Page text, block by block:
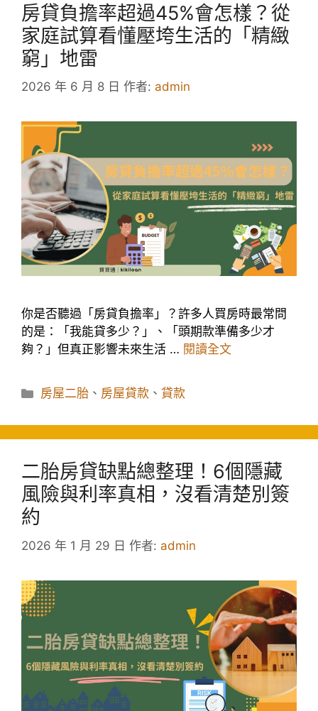
房貸負擔率超過45%會怎樣？從
家庭試算看懂壓垮生活的「精緻
窮」地雷
2026 年 6 月 8 日 作者: admin
你是否聽過「房貸負擔率」？許多人買房時最常問
的是：「我能貸多少？」、「頭期款準備多少才
夠？」但真正影響未來生活 … 閱讀全文
分
房屋二胎 、 房屋貸款 、貸款
二胎房貸缺點總整理！6個隱藏
風險與利率真相，沒看清楚別簽
約
2026 年 1 月 29 日 作者: admin